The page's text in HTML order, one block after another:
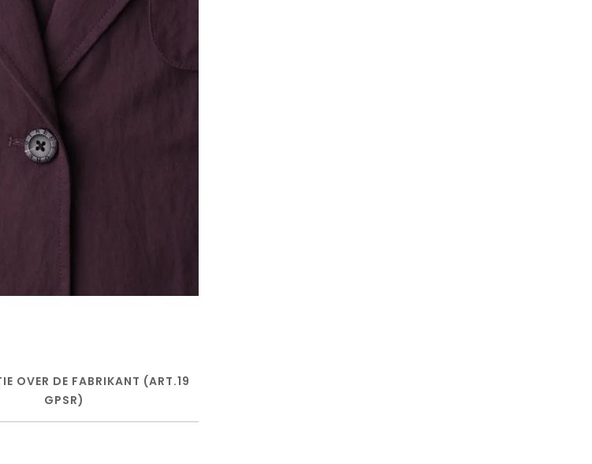
OVER DE FABRIKANT (ART.19
GPSR)